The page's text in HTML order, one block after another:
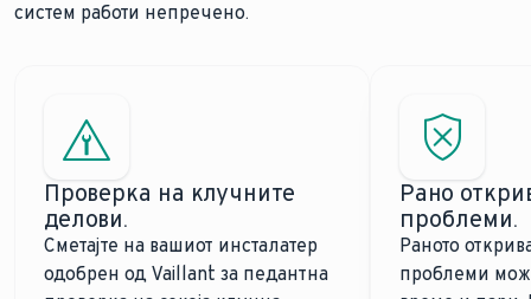
систем работи непречено.
Проверка на клучните
делови.
Сметајте на вашиот инсталатер
одобрен од Vaillant за педантна
Рано
проблеми.
Раното
проблеми